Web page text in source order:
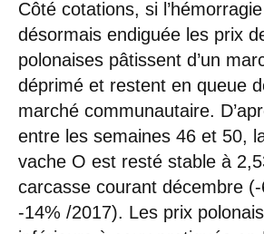
Côté cotations, si
désormais endiguée les prix
polonaises pâtissent d’un
déprimé et restent en queue
marché communautaire.
entre les semaines 46 et 50,
vache O est resté stable à
carcasse courant décembre
-14% /2017). Les prix